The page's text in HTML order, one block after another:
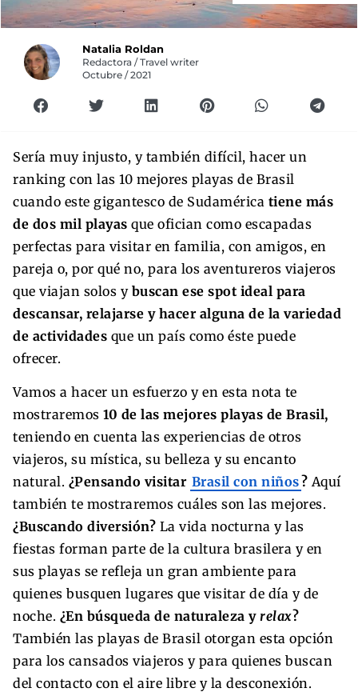
Natalia Roldan
Redactora / Travel writer
Octubre / 2021
Sería muy injusto, y también difícil, hacer un
ranking con las 10 mejores playas de Brasil
cuando este gigantesco de Sudamérica tiene más
de dos mil playas que ofician como escapadas
perfectas para visitar en familia, con amigos, en
pareja o, por qué no, para los aventureros viajeros
que viajan solos ybuscan ese spot ideal para
descansar, relajarse y hacer alguna de la variedad
de actividades que un país como éste puede
ofrecer.
Vamos a hacer un esfuerzo y en esta nota te
mostraremos 10 de las mejores playas de Brasil,
teniendo en cuenta las experiencias de otros
viajeros, su mística, su belleza y su encanto
natural. ¿Pensando visitar Brasil con niños? Aquí
también te mostraremos cuáles son las mejores.
¿Buscando diversión? La vida nocturna y las
fiestas forman parte de la cultura brasilera y en
sus playas se refleja un gran ambiente para
quienes busquen lugares que visitar de día y de
noche. ¿En búsqueda de naturaleza y relax?
También las playas de Brasil otorgan esta opción
para los cansados viajeros y para quienes buscan
del contacto con el aire libre y la desconexión.